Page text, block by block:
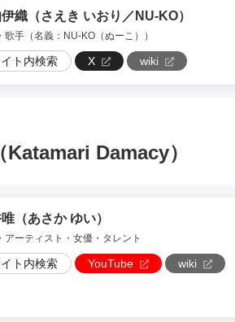
織（さえき いおり／NU-KO）
歌手（名義：NU-KO（ぬーこ））
ト内検索 X wiki
Katamari Damacy）
（あさか ゆい）
アーティスト・女優・タレント
ト内検索 YouTube wiki